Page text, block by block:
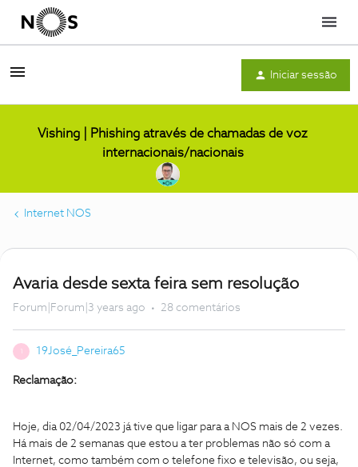
Menu
Iniciar sessão
Vishing | Phishing através de chamadas de voz
internacionais/nacionais
Internet NOS
Avaria desde sexta feira sem resolução
Forum|Forum|3 years ago 28 comentários
19José_Pereira65
Reclamação:
Hoje, dia 02/04/2023 já tive que ligar para a NOS mais de 2 vezes.
Há mais de 2 semanas que estou a ter problemas não só com a
Internet, como também com o telefone fixo e televisão, ou seja,